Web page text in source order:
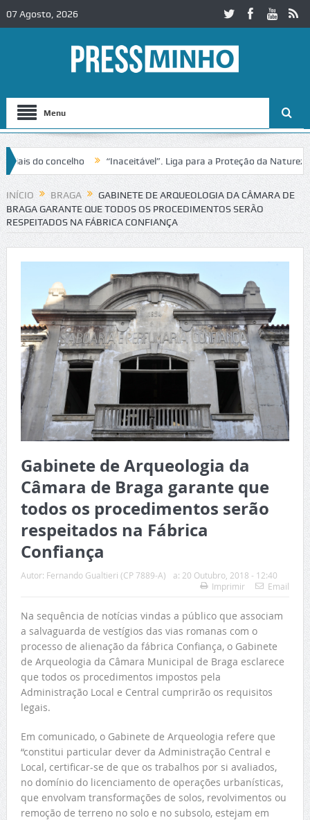
07 Agosto, 2026
Menu
do concelho “Inaceitável”. Liga para a Proteção da Natureza
IC2 em Alcobaça Igreja do Castelo de Cerveira assegura
INÍCIO BRAGA
GABINETE DE ARQUEOLOGIA DA CÂMARA DE
BRAGA GARANTE QUE TODOS OS PROCEDIMENTOS SERÃO
RESPEITADOS NA FÁBRICA CONFIANÇA
Gabinete de Arqueologia da
Câmara de Braga garante que
todos os procedimentos serão
respeitados na Fábrica
Confiança
Autor: Fernando Gualtieri (CP 7889-A) a: 20 Outubro, 2018 - 12:40
Imprimir
Email
Na sequência de notícias vindas a público que associam
a salvaguarda de vestígios das vias romanas com o
processo de alienação da fábrica Confiança, o Gabinete
de Arqueologia da Câmara Municipal de Braga esclarece
que todos os procedimentos impostos pela
Administração Local e Central cumprirão os requisitos
legais.
Em comunicado, o Gabinete de Arqueologia refere que
“constitui particular dever da Administração Central e
Local, certificar-se de que os trabalhos por si avaliados,
no domínio do licenciamento de operações urbanísticas,
que envolvam transformações de solos, revolvimentos ou
remoção de terreno no solo e no subsolo, estejam em